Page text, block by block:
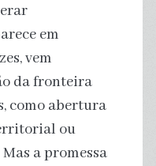
em
vem
da fronteira
como abertura
ou
a promessa